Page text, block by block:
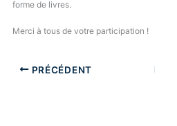
forme de livres.
Merci à tous de votre participation !
PRÉCÉDENT